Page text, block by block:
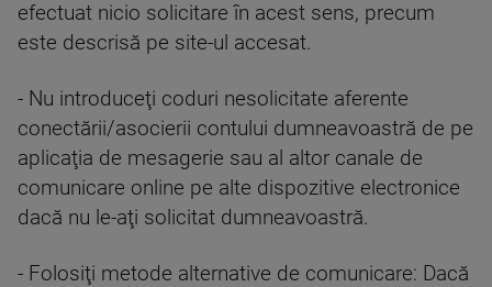
efectuat nicio solicitare în acest sens, precum
este descrisă pe site-ul accesat.
- Nu introduceţi coduri nesolicitate aferente
conectării/asocierii contului dumneavoastră de pe
aplicaţia de mesagerie sau al altor canale de
comunicare online pe alte dispozitive electronice
dacă nu le-aţi solicitat dumneavoastră.
- Folosiţi metode alternative de comunicare: Dacă